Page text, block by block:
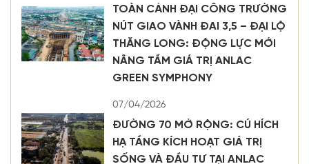
TOÀN CẢNH ĐẠI CÔNG TRƯỜNG
NÚT GIAO VÀNH ĐAI 3,5 – ĐẠI LỘ
THĂNG LONG: ĐỘNG LỰC MỚI
NÂNG TẦM GIÁ TRỊ ANLAC
GREEN SYMPHONY
07/04/2026
ĐƯỜNG 70 MỞ RỘNG: CÚ HÍCH
HẠ TẦNG KÍCH HOẠT GIÁ TRỊ
SỐNG VÀ ĐẦU TƯ TẠI ANLAC